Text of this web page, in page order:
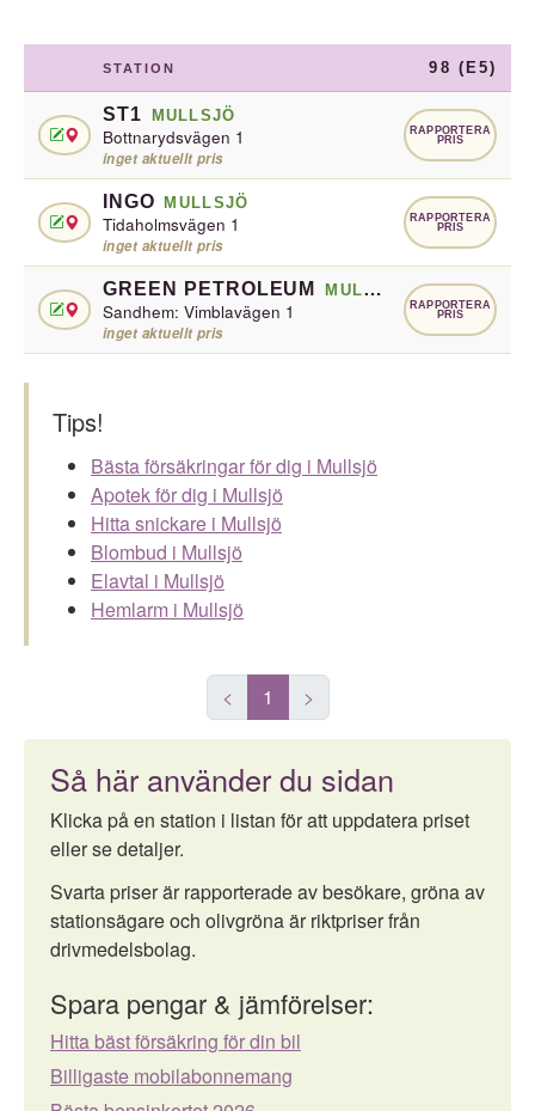
STATION 98 (E5)
ST1 MULLSJÖ
Bottnarydsvägen 1
inget aktuellt pris
RAPPORTERA
PRIS
INGO MULLSJÖ
Tidaholmsvägen 1
inget aktuellt pris
RAPPORTERA
PRIS
GREEN PETROLEUM MULLSJÖ
Sandhem: Vimblavägen 1
inget aktuellt pris
RAPPORTERA
PRIS
Tips!
Bästa försäkringar för dig i Mullsjö
Apotek för dig i Mullsjö
Hitta snickare i Mullsjö
Blombud i Mullsjö
Elavtal i Mullsjö
Hemlarm i Mullsjö
< 1 >
Så här använder du sidan
Klicka på en station i listan för att uppdatera priset
eller se detaljer.
Svarta priser är rapporterade av besökare, gröna av
stationsägare och olivgröna är riktpriser från
drivmedelsbolag.
Spara pengar & jämförelser:
Hitta bäst försäkring för din bil
Billigaste mobilabonnemang